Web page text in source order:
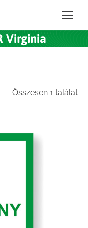
Virginia
Összesen 1 találat